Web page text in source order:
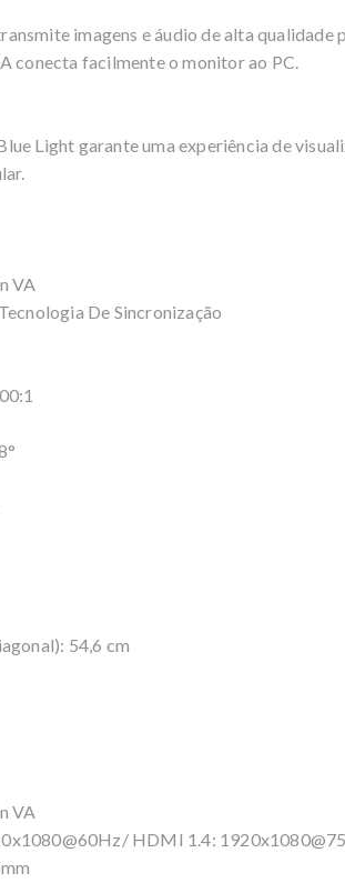
imagens e áudio de alta qualidade
conecta facilmente o monitor ao PC.
Light garante uma experiência de
VA
De Sincronização
54,6 cm
VA
HDMI 1.4: